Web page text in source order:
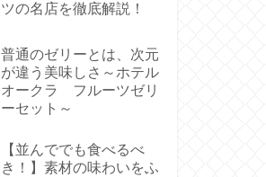
ツの名店を徹底解説！
普通のゼリーとは、次元
が違う美味しさ～ホテル
オークラ フルーツゼリ
ーセット～
【並んででも食べるべ
き！】素材の味わいをふ